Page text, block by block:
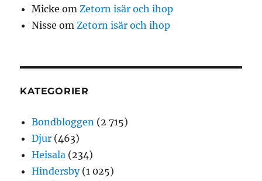
Micke omZetorn isär och ihop
Nisse omZetorn isär och ihop
KATEGORIER
Bondbloggen (2 715)
Djur (463)
Heisala (234)
Hindersby(1 025)